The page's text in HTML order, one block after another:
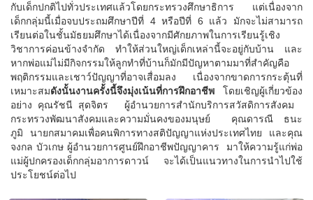
กับเด็กปกติไปทั่วประเทศแล้วโดยกระทรวงศึกษาธิการ แต่เนื่องจาก
เด็กกลุ่มนี้เมื่อจบประถมศึกษาปีที่ 4 หรือปีที่ 6 แล้ว มักจะไม่สามารถ
เรียนต่อในชั้นมัธยมศึกษาได้เนื่องจากมีศักยภาพในการเรียนรู้เชิง
วิชาการค่อนข้างจำกัด ทำให้ส่วนใหญ่เด็กเหล่านี้จะอยู่กับบ้าน และ
หากพ่อแม่ไม่มีกิจกรรมให้ลูกทำที่บ้านก็มักมีปัญหาตามมาที่สำคัญคือ
พฤติกรรมและเชาว์ปัญญาที่อาจเสื่อมลง เนื่องจากขาดการกระตุ้นที่
เหมาะสมดังนั้นงานครั้งนี้จึงมุ่งเน้นที่การฝึกอาชีพ โดยเชิญผู้เกี่ยวข้อง
อย่าง คุณรัชนี สุดจิตร ผู้อำนวยการสำนักบริการสวัสดิการสังคม
กระทรวงพัฒนาสังคมและความมั่นคงของมนุษย์ คุณดารณี ธนะ
ภูมิ นายกสมาคมเพื่อคนพิการทางสติปัญญาแห่งประเทศไทย และคุณ
จงกล บัวเกษ ผู้อำนวยการศูนย์ฝึกอาชีพปัญญาคาร มาให้ความรู้แก่พ่อ
แม่ผู้ปกครองเด็กกลุ่มอาการดาวน์ จะได้เป็นแนวทางในการนำไปใช้
ประโยชน์ต่อไป